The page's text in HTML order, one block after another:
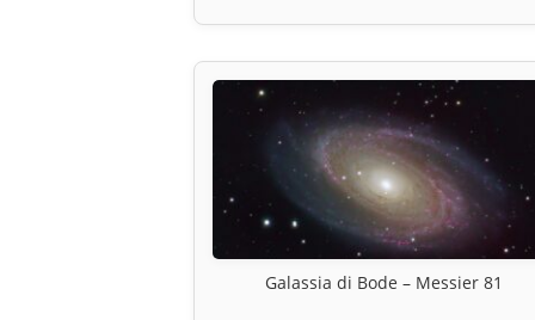
Galassia di Bode – Messier 81